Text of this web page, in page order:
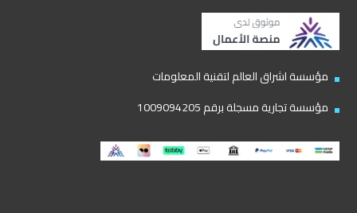
مؤسسة اشراق العالم لتقنية المعلومات
مؤسسة تجارية مسجلة برقم 1009094205